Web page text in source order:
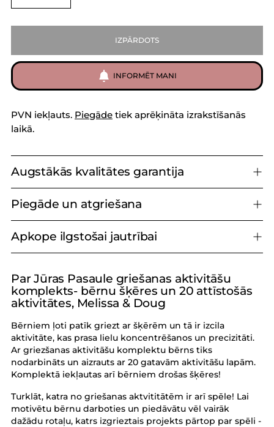
IZPĀRDOTS
INFORMĒT MANI
PVN iekļauts. Piegāde tiek aprēķināta izrakstīšanās
laikā.
Augstākās kvalitātes garantija
Piegāde un atgriešana
Apkope ilgstošai jautrībai
Produkta
pievienošana
grozam
Par Jūras Pasaule griešanas aktivitāšu
komplekts- bērnu šķēres un 20 attīstošās
aktivitātes, Melissa & Doug
Bērniem ļoti patīk griezt ar šķērēm un tā ir izcila
aktivitāte, kas prasa lielu koncentrēšanos un precizitāti.
Ar griezšanas aktivitāšu komplektu bērns tiks
nodarbināts un aizrauts ar 20 gatavām aktivitāšu lapām.
Komplektā iekļautas arī bērniem drošas šķēres!
Turklāt, katra no griešanas aktvititātēm ir arī spēle! Lai
motivētu bērnu darboties un piedāvātu vēl vairāk
dažādu rotaļu, katrs izgrieztais projekts pārtop par spēli -